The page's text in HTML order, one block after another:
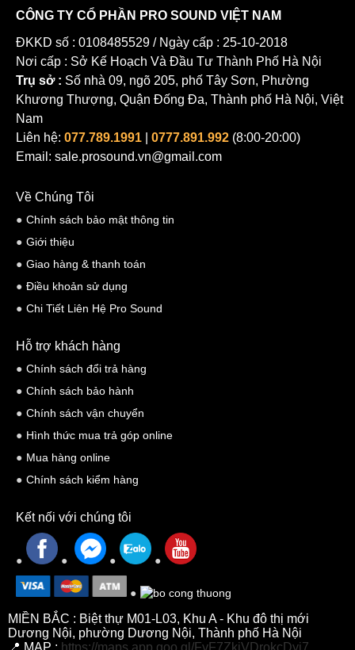
CÔNG TY CỔ PHẦN PRO SOUND VIỆT NAM
ĐKKD số : 0108485529 / Ngày cấp : 25-10-2018
Nơi cấp : Sở Kế Hoạch Và Đầu Tư Thành Phố Hà Nội
Trụ sở : Số nhà 09, ngõ 205, phố Tây Sơn, Phường
Khương Thượng, Quận Đống Đa, Thành phố Hà Nội, Việt
Nam
Liên hệ: 077.789.1991 0777.891.992 (8:00-20:00)
Email: sale.prosound.vn@gmail.com
Về Chúng Tôi
Chính sách bảo mật thông tin
Giới thiệu
Giao hàng & thanh toán
Điều khoản sử dụng
Chi Tiết Liên Hệ Pro Sound
Hỗ trợ khách hàng
Chính sách đổi trả hàng
Chính sách bảo hành
Chính sách vận chuyển
Hình thức mua trả góp online
Mua hàng online
Chính sách kiểm hàng
Kết nối với chúng tôi
MIỀN BẮC : Biệt thự M01-L03, Khu A - Khu đô thị mới
Dương Nội, phường Dương Nội, Thành phố Hà Nội